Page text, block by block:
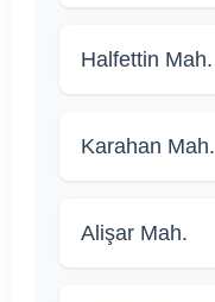
Halfettin Mah.
Karahan Mah.
Alişar Mah.